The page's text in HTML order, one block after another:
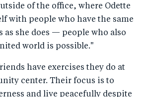
of the office, where Odette
with people who have the same
as she does — people who also
world is possible."
have exercises they do at
center. Their focus is to
and live peacefully despite